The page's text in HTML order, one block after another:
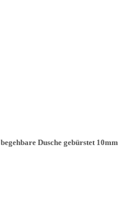
Dusche gebürstet 10mm